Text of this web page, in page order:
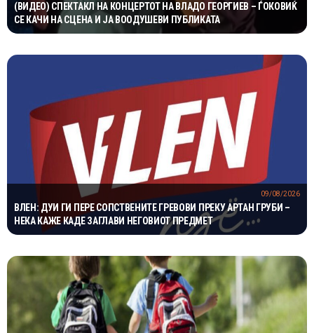
(ВИДЕО) СПЕКТАКЛ НА КОНЦЕРТОТ НА ВЛАДО ГЕОРГИЕВ – ЃОКОВИЌ
СЕ КАЧИ НА СЦЕНА И ЈА ВООДУШЕВИ ПУБЛИКАТА
ВЛЕН: ДУИ ГИ ПЕРЕ СОПСТВЕНИТЕ ГРЕВОВИ ПРЕКУ АРТАН ГРУБИ –
НЕКА КАЖЕ КАДЕ ЗАГЛАВИ НЕГОВИОТ ПРЕДМЕТ
09/08/2026